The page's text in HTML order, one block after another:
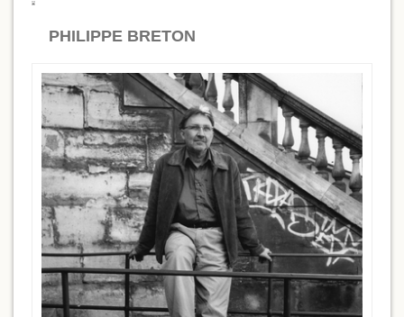
PHILIPPE BRETON